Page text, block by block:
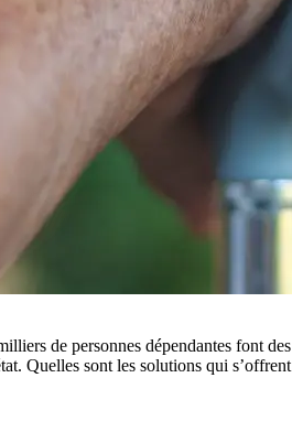
de personnes dépendantes font
Quelles sont les solutions qui